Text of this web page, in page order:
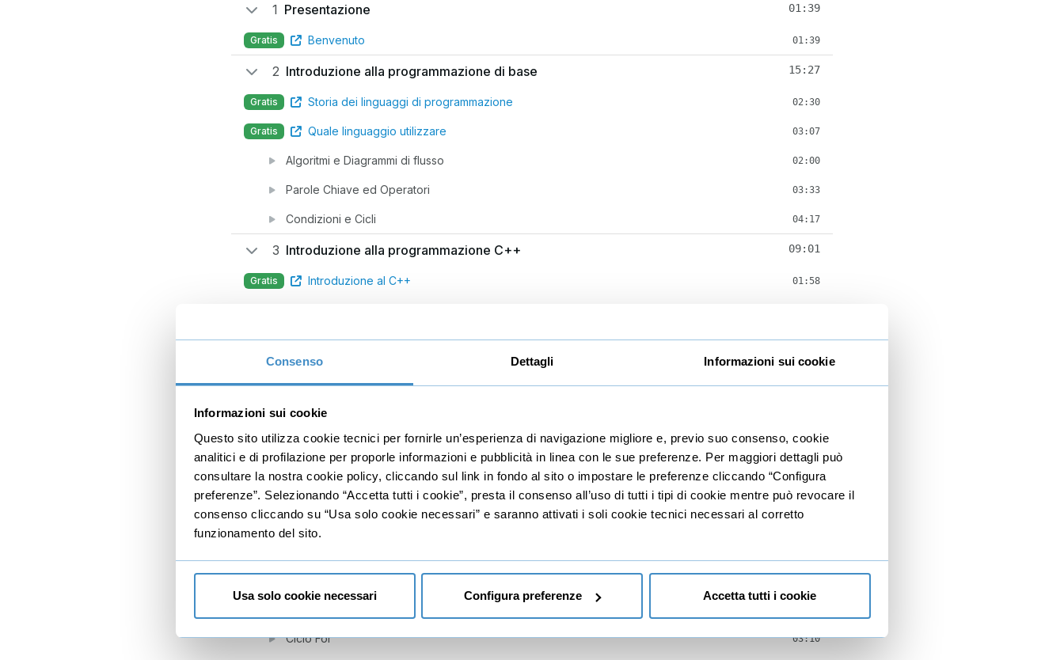
Consenso Dettagli Informazioni sui cookie
Informazioni sui cookie
Questo sito utilizza cookie tecnici per fornirle un’esperienza di navigazione migliore e, previo suo consenso, cookie
analitici e di profilazione per proporle informazioni e pubblicità in linea con le sue preferenze. Per maggiori dettagli può
consultare la nostra cookie policy, cliccando sul link in fondo al sito o impostare le preferenze cliccando “Configura
preferenze”. Selezionando “Accetta tutti i cookie”, presta il consenso all’uso di tutti i tipi di cookie mentre può revocare il
consenso cliccando su “Usa solo cookie necessari” e saranno attivati i soli cookie tecnici necessari al corretto
funzionamento del sito.
Usa solo cookie necessari Configura preferenze Accetta tutti i cookie
1 Presentazione 01:39
Gratis Benvenuto 01:39
2 Introduzione alla programmazione di base 15:27
Gratis Storia dei linguaggi di programmazione 02:30
Gratis Quale linguaggio utilizzare 03:07
Algoritmi e Diagrammi di flusso 02:00
Parole Chiave ed Operatori 03:33
Condizioni e Cicli 04:17
3 Introduzione alla programmazione C++ 09:01
Gratis Introduzione al C++ 01:58
Hello World 03:01
Gratis Input / Output 02:10
Somma tra variabili 03:06
IF-Else
Switch-Case 05:42
Ciclo For 03:10